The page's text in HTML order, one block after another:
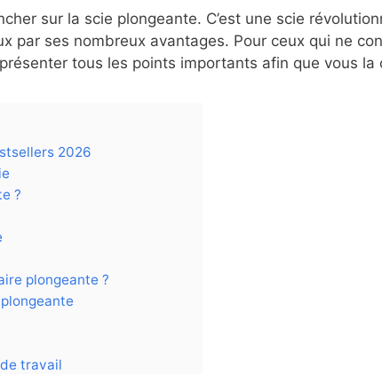
sur la scie plongeante. C’est une scie
par ses nombreux avantages. Pour ceux qui ne
tous les points importants afin que vous la
2026
?
plongeante ?
travail